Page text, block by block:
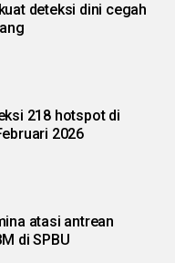
deteksi dini cegah
218 hotspot di
2026
atasi antrean
di SPBU